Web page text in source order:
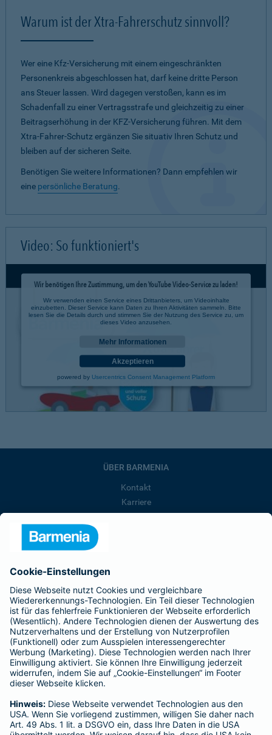
Warum ist der Xtra-Fahrerschutz sinnvoll?
Wer eine Kfz-Versicherung mit einem eingeschränkten
Personenkreis abgeschlossen hat, darf keine dritte Person
ans Steuer lassen. Wird dagegen verstoßen, kann es im
Schadenfall zu einer Vertragsstrafe und gleichzeitig zu einer
Beitragserhöhung in der KFZ-Versicherung führen. Mit dem
Xtra-Fahrer-Schutz ergänzen Sie situativ Ihren Schutz und
bleiben auf der sicheren Seite.
Benötigen Sie weitere Informationen? Dann empfehlen wir
eine persönliche Beratung.
Video: So funktioniert's
Wir benötigen Ihre Zustimmung, um den YouTube Video-Service zu laden!
Wir verwenden einen Service eines Drittanbieters, um Videoinhalte
einzubetten. Dieser Service kann Daten zu Ihren Aktivitäten sammeln. Bitte
lesen Sie die Details durch und stimmen Sie der Nutzung des Service zu, um
dieses Video anzusehen.
Mehr Informationen
Akzeptieren
powered by Usercentrics Consent Management Platform
ÜBER BARMENIA
Kontakt
Karriere
Barmenia ist Teil der BarmeniaGothaer
BELIEBTE SEITEN
Kranken-Zusatzversicherung
Tierversicherungen
Haftpflichtversicherung
Hausratversicherung
Adresse ändern
Schaden melden